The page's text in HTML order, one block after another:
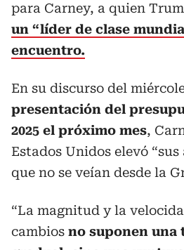
para Carney, a quien
un “líder de clase
encuentro.
En su discurso del
presentación del
2025 el próximo mes,
Estados Unidos elevó
que no se veían desde la
“La magnitud y la
cambios no suponen una